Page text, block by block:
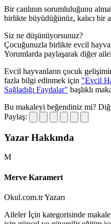
Bir canlının sorumluluğunu
birlikte büyüdüğünüz, kalıcı bir
Siz ne düşünüyorsunuz?
Çocuğunuzla birlikte evcil
Yorumlarda paylaşarak diğer
Evcil hayvanların çocuk
fazla bilgi edinmek için "Evcil
Sağladığı Faydalar" başlıklı
Bu makaleyi beğendiniz mi?
Paylaş:
Yazar Hakkında
M
Merve Karamert
Okul.com.tr Yazarı
Aileler İçin kategorisinde